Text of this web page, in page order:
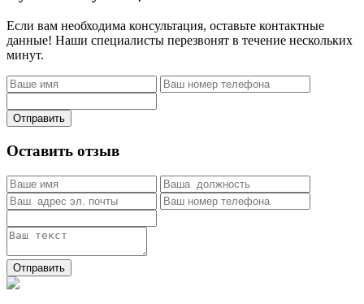
Если вам необходима консультация, оставьте контактные
данные! Наши специалисты перезвонят в течение нескольких
минут.
Отправить
Оставить отзыв
Отправить